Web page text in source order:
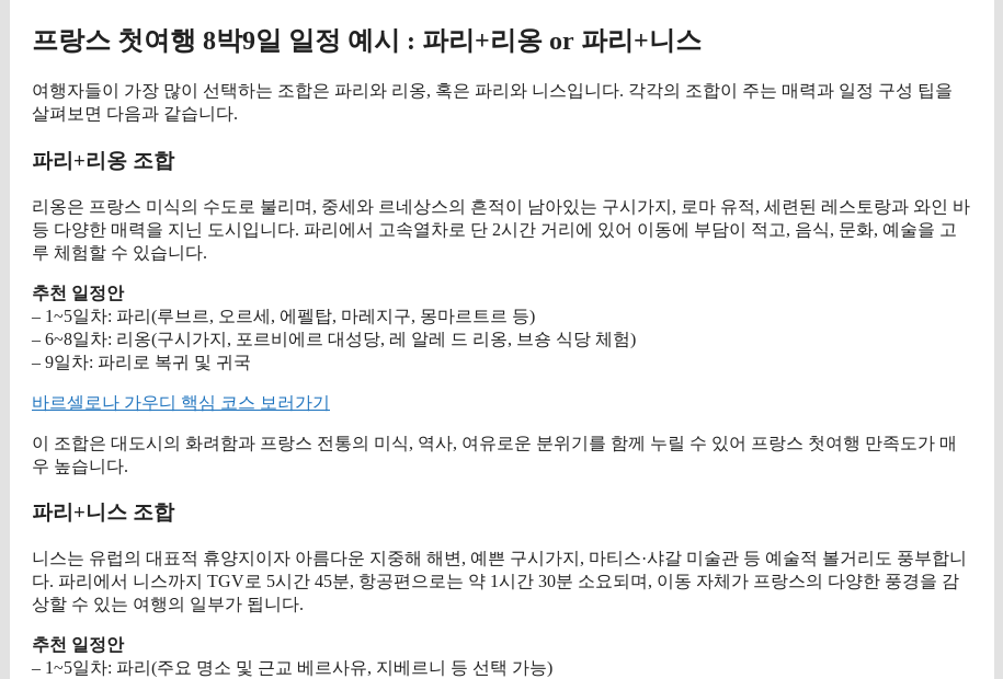
프랑스 첫여행 8박9일 일정 예시 : 파리+리옹 or 파리+니스
여행자들이 가장 많이 선택하는 조합은 파리와 리옹, 혹은 파리와 니스입니다. 각각의 조합이 주는 매력과 일정 구성 팁을
살펴보면 다음과 같습니다.
파리+리옹 조합
리옹은 프랑스 미식의 수도로 불리며, 중세와 르네상스의 흔적이 남아있는 구시가지, 로마 유적, 세련된 레스토랑과 와인 바
등 다양한 매력을 지닌 도시입니다. 파리에서 고속열차로 단 2시간 거리에 있어 이동에 부담이 적고, 음식, 문화, 예술을 고
루 체험할 수 있습니다.
추천 일정안
– 1~5일차: 파리(루브르, 오르세, 에펠탑, 마레지구, 몽마르트르 등)
– 6~8일차: 리옹(구시가지, 포르비에르 대성당, 레 알레 드 리옹, 브숑 식당 체험)
– 9일차: 파리로 복귀 및 귀국
바르셀로나 가우디 핵심 코스 보러가기
이 조합은 대도시의 화려함과 프랑스 전통의 미식, 역사, 여유로운 분위기를 함께 누릴 수 있어 프랑스 첫여행 만족도가 매
우 높습니다.
파리+니스 조합
니스는 유럽의 대표적 휴양지이자 아름다운 지중해 해변, 예쁜 구시가지, 마티스·샤갈 미술관 등 예술적 볼거리도 풍부합니
다. 파리에서 니스까지 TGV로 5시간 45분, 항공편으로는 약 1시간 30분 소요되며, 이동 자체가 프랑스의 다양한 풍경을 감
상할 수 있는 여행의 일부가 됩니다.
추천 일정안
– 1~5일차: 파리(주요 명소 및 근교 베르사유, 지베르니 등 선택 가능)